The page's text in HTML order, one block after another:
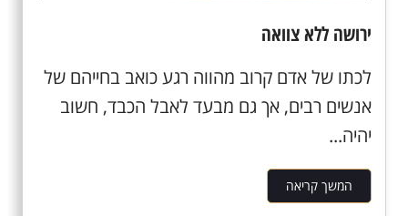
ירושה ללא צוואה
לכתו של אדם קרוב מהווה רגע כואב בחייהם של
אנשים רבים, אך גם מבעד לאבל הכבד, חשוב
יהיה...
המשך קריאה